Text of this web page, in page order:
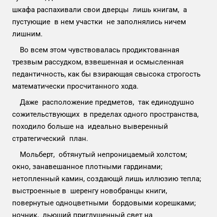
шкафа распахивали свои дверцы лишь книгам, а
пустующие в нем участки не заполнялись ничем
лишним.
Во всем этом чувствовалась продиктованная
трезвым рассудком, взвешенная и осмысленная
педантичность, как бы взирающая свысока строгость
математически просчитанного хода.
Даже расположение предметов, так единодушно
сожительствующих в пределах одного пространства,
походило больше на идеально выверенный
стратегический план.
Мольберт, обтянутый непроницаемый холстом;
окно, занавешанное плотными гардинами;
нетопленный камин, создающй лишь иллюзию тепла;
выстроенные в шеренгу новобранцы книги,
повернутые одноцветными бордовыми корешками;
ночник, льющий приглушенный свет на